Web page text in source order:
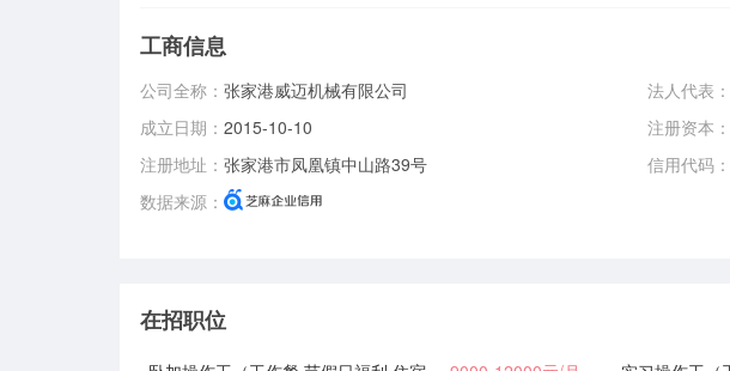
工商信息
公司全称：张家港威迈机械有限公司
成立日期：2015-10-10
注册地址：张家港市凤凰镇中山路39号
数据来源：
法人代表：
注册资本：
信用代码：
在招职位